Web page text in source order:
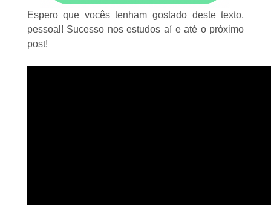
Espero que vocês tenham gostado deste texto,
pessoal! Sucesso nos estudos aí e até o próximo
post!